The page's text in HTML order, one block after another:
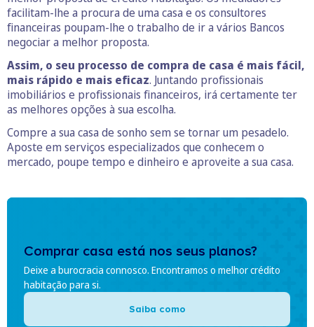
facilitam-lhe a procura de uma casa e os consultores
financeiras poupam-lhe o trabalho de ir a vários Bancos
negociar a melhor proposta.
Assim, o seu processo de compra de casa é mais fácil,
mais rápido e mais eficaz. Juntando profissionais
imobiliários e profissionais financeiros, irá certamente ter
as melhores opções à sua escolha.
Compre a sua casa de sonho sem se tornar um pesadelo.
Aposte em serviços especializados que conhecem o
mercado, poupe tempo e dinheiro e aproveite a sua casa.
Comprar casa está nos seus planos?
Deixe a burocracia connosco. Encontramos o melhor crédito
habitação para si.
Saiba como